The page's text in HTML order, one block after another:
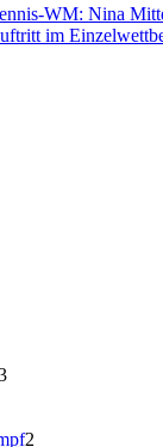
WM: Nina
im
2